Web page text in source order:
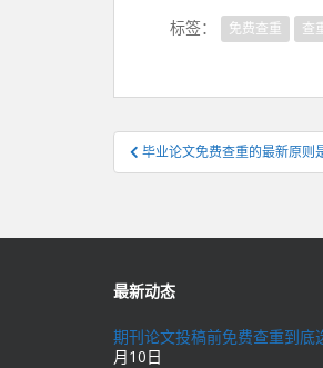
标签： 免费查重 查
文
章
航
毕业论文免费查重的最新原则
最新动态
期刊论文投稿前免费查重到底
月10日